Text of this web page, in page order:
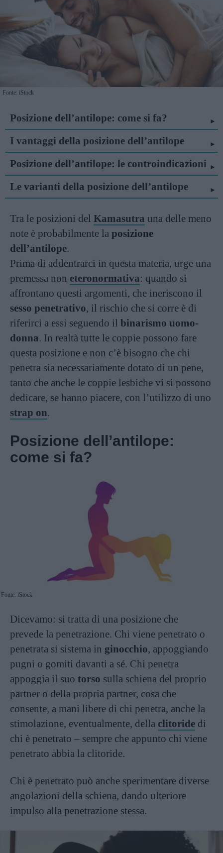
Fonte: iStock
Posizione dell’antilope: come si fa?
I vantaggi della posizione dell’antilope
Posizione dell’antilope: le controindicazioni
Le varianti della posizione dell’antilope
Tra le posizioni del Kamasutra una delle meno
note è probabilmente la posizione
dell’antilope.
Prima di addentrarci in questa materia, urge una
premessa non eteronormativa: quando si
affrontano questi argomenti, che ineriscono il
sesso penetrativo, il rischio che si corre è di
riferirci a essi seguendo il binarismo uomo-
donna. In realtà tutte le coppie possono fare
questa posizione e non c’è bisogno che chi
penetra sia necessariamente dotato di un pene,
tanto che anche le coppie lesbiche vi si possono
dedicare, se hanno piacere, con l’utilizzo di uno
strap on.
Posizione dell’antilope:
come si fa?
Fonte: iStock
Dicevamo: si tratta di una posizione che
prevede la penetrazione. Chi viene penetrato o
penetrata si sistema in ginocchio, appoggiando
pugni o gomiti davanti a sé. Chi penetra
appoggia il suo torso sulla schiena del proprio
partner o della propria partner, cosa che
consente, a mani libere di chi penetra, anche la
stimolazione, eventualmente, della clitoride di
chi è penetrato – sempre che appunto chi viene
penetrato abbia la clitoride.
Chi è penetrato può anche sperimentare diverse
angolazioni della schiena, dando ulteriore
impulso alla penetrazione stessa.